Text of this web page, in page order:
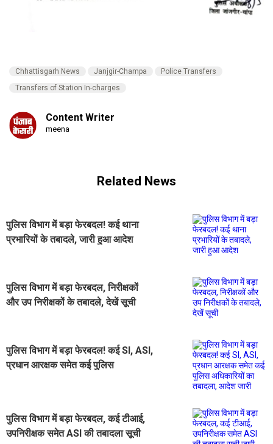
Chhattisgarh News Janjgir-Champa
Police Transfers
Transfers of Station In-charges
Content Writer
meena
Related News
पुलिस विभाग में बड़ा फेरबदल! कई थाना
प्रभारियों के तबादले, जारी हुआ आदेश
पुलिस विभाग में बड़ा फेरबदल, निरीक्षकों
और उप निरीक्षकों के तबादले, देखें सूची
पुलिस विभाग में बड़ा फेरबदल! कई SI, ASI,
प्रधान आरक्षक समेत कई पुलिस
पुलिस विभाग में बड़ा फेरबदल, कई टीआई,
उपनिरीक्षक समेत ASI की तबादला सूची